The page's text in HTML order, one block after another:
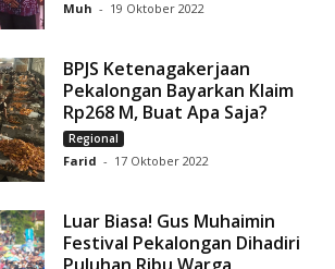
Muh - 19 Oktober 2022
BPJS Ketenagakerjaan
Pekalongan Bayarkan Klaim
Rp268 M, Buat Apa Saja?
Regional
Farid - 17 Oktober 2022
Luar Biasa! Gus Muhaimin
Festival Pekalongan Dihadiri